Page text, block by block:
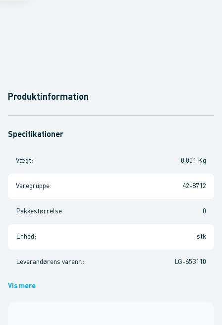
Produktinformation
Specifikationer
Vægt: 0,001 Kg
Varegruppe: 42-8712
Pakkestørrelse: 0
Enhed : stk
Leverandørens varenr. : LG-653110
Vis mere